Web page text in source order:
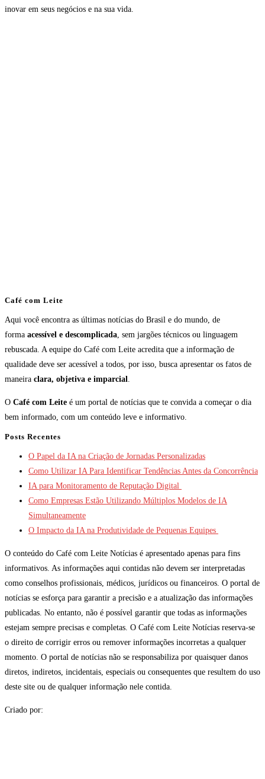
inovar em seus negócios e na sua vida.
Café com Leite
Aqui você encontra as últimas notícias do Brasil e do mundo, de
forma acessível e descomplicada, sem jargões técnicos ou linguagem
rebuscada. A equipe do Café com Leite acredita que a informação de
qualidade deve ser acessível a todos, por isso, busca apresentar os fatos de
maneira clara, objetiva e imparcial.
O Café com Leite é um portal de notícias que te convida a começar o dia
bem informado, com um conteúdo leve e informativo.
Posts Recentes
O Papel da IA na Criação de Jornadas Personalizadas
Como Utilizar IA Para Identificar Tendências Antes da Concorrência
IA para Monitoramento de Reputação Digital
Como Empresas Estão Utilizando Múltiplos Modelos de IA
Simultaneamente
O Impacto da IA na Produtividade de Pequenas Equipes
O conteúdo do Café com Leite Notícias é apresentado apenas para fins
informativos. As informações aqui contidas não devem ser interpretadas
como conselhos profissionais, médicos, jurídicos ou financeiros. O portal de
notícias se esforça para garantir a precisão e a atualização das informações
publicadas. No entanto, não é possível garantir que todas as informações
estejam sempre precisas e completas. O Café com Leite Notícias reserva-se
o direito de corrigir erros ou remover informações incorretas a qualquer
momento. O portal de notícias não se responsabiliza por quaisquer danos
diretos, indiretos, incidentais, especiais ou consequentes que resultem do uso
deste site ou de qualquer informação nele contida.
Criado por: